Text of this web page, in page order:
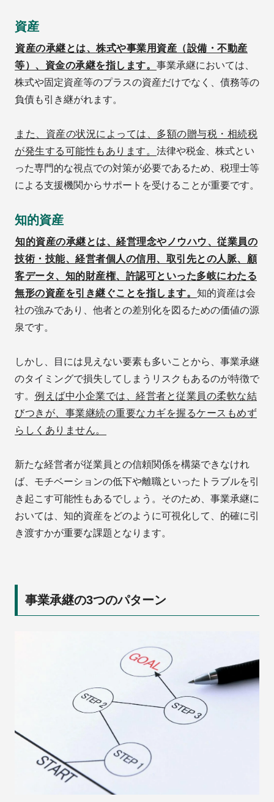
資産
資産の承継とは、株式や事業用資産（設備・不動産
等）、資金の承継を指します。 事業承継においては、
株式や固定資産等のプラスの資産だけでなく、債務等の
負債も引き継がれます。
また、資産の状況によっては、多額の贈与税・相続税
が発生する可能性もあります。 法律や税金、株式とい
った専門的な視点での対策が必要であるため、税理士等
による支援機関からサポートを受けることが重要です。
知的資産
知的資産の承継とは、経営理念やノウハウ、従業員の
技術・技能、経営者個人の信用、取引先との人脈、顧
客データ、知的財産権、許認可といった多岐にわたる
無形の資産を引き継ぐことを指します。 知的資産は会
社の強みであり、他者との差別化を図るための価値の源
泉です。
しかし、目には見えない要素も多いことから、事業承継
のタイミングで損失してしまうリスクもあるのが特徴で
す。 例えば中小企業では、経営者と従業員の柔軟な結
びつきが、事業継続の重要なカギを握るケースもめず
らしくありません。
新たな経営者が従業員との信頼関係を構築できなけれ
ば、モチベーションの低下や離職といったトラブルを引
き起こす可能性もあるでしょう。そのため、事業承継に
おいては、知的資産をどのように可視化して、的確に引
き渡すかが重要な課題となります。
事業承継の3つのパターン